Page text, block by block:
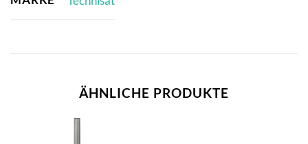
ÄHNLICHE PRODUKTE